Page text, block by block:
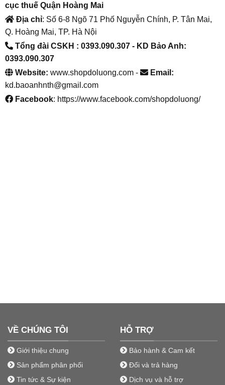
cục thuế Quận Hoàng Mai
Địa chỉ: Số 6-8 Ngõ 71 Phố Nguyễn Chính, P. Tân Mai,
Q. Hoàng Mai, TP. Hà Nội
Tổng đài CSKH : 0393.090.307- KD Bảo Anh:
0393.090.307
Website: www.shopdoluong.com -
Email:
kd.baoanhnth@gmail.com
Facebook: https://www.facebook.com/shopdoluong/
VỀ CHÚNG TÔI
Giới thiệu chung
Sản phẩm phân phối
Tin tức & Sự kiện
HỖ TRỢ
Bảo hành & Cam kết
Đổi và trả hàng
Dịch vụ và hỗ trợ